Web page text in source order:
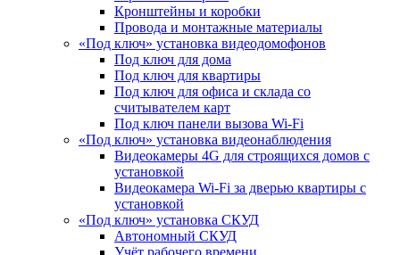
Кронштейны и коробки
Провода и монтажные материалы
«Под ключ» установка видеодомофонов
Под ключ для дома
Под ключ для квартиры
Под ключ для офиса и склада со
считывателем карт
Под ключ панели вызова Wi-Fi
«Под ключ» установка видеонаблюдения
Видеокамеры 4G для строящихся домов с
установкой
Видеокамера Wi-Fi за дверью квартиры с
установкой
«Под ключ» установка СКУД
Автономный СКУД
Учёт рабочего времени